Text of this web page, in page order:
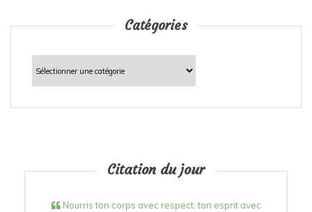
Catégories
Catégories
Citation du jour
Nourris ton corps avec respect, ton esprit avec